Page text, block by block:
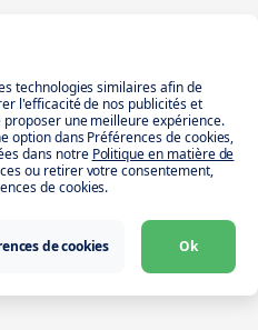
technologies similaires afin de
l'efficacité de nos publicités et
une meilleure expérience.
option dans Préférences de cookies,
dans notre Politique en matière de
ou retirer votre consentement,
de cookies.
de cookies Ok